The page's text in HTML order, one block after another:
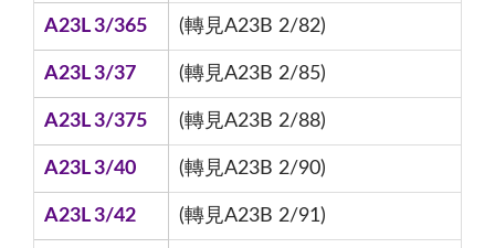
A23L 3/365 (轉見A23B 2/82)
A23L 3/37 (轉見A23B 2/85)
A23L 3/375 (轉見A23B 2/88)
A23L 3/40 (轉見A23B 2/90)
A23L 3/42 (轉見A23B 2/91)